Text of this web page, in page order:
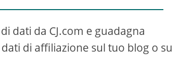
dati da CJ.com e guadagna
di affiliazione sul tuo blog o su